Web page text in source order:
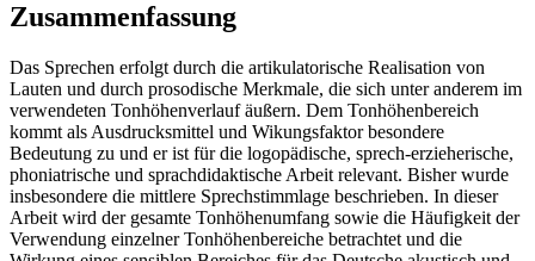
Zusammenfassung
Das Sprechen erfolgt durch die artikulatorische Realisation von
Lauten und durch prosodische Merkmale, die sich unter anderem im
verwendeten Tonhöhenverlauf äußern. Dem Tonhöhenbereich
kommt als Ausdrucksmittel und Wikungsfaktor besondere
Bedeutung zu und er ist für die logopädische, sprech-erzieherische,
phoniatrische und sprachdidaktische Arbeit relevant. Bisher wurde
insbesondere die mittlere Sprechstimmlage beschrieben. In dieser
Arbeit wird der gesamte Tonhöhenumfang sowie die Häufigkeit der
Verwendung einzelner Tonhöhenbereiche betrachtet und die